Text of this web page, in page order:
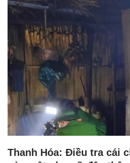
Thanh Hóa: Điều tra cái